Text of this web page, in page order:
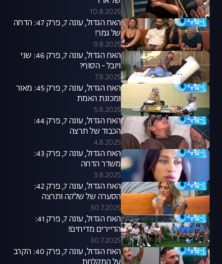
10.8.2025
האח הגדול, עונה 7, פרק 47: הדחה
של גמר!
9.8.2025
האח הגדול, עונה 7, פרק 46: שני
ויובל - הסוף?
7.8.2025
האח הגדול, עונה 7, פרק 45: מאור
ומכונת האמת
5.8.2025
האח הגדול, עונה 7, פרק 44:
הכבוד של תרצה
4.8.2025
האח הגדול, עונה 7, פרק 43:
משדר הדחה
3.8.2025
האח הגדול, עונה 7, פרק 42:
הסערה של שלקה ותרצה
30.7.2025
האח הגדול, עונה 7, פרק 41:
הדיירים מדיחים!
30.7.2025
האח הגדול, עונה 7, פרק 40: הקרב